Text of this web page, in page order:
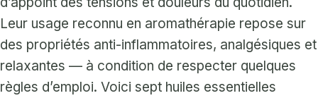
Leur usage reconnu en aromathérapie repose sur
des propriétés anti-inflammatoires, analgésiques et
relaxantes — à condition de respecter quelques
règles d’emploi. Voici sept huiles essentielles